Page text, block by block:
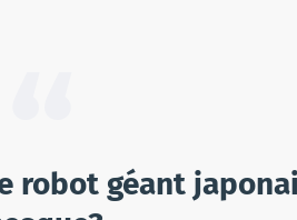
robot géant